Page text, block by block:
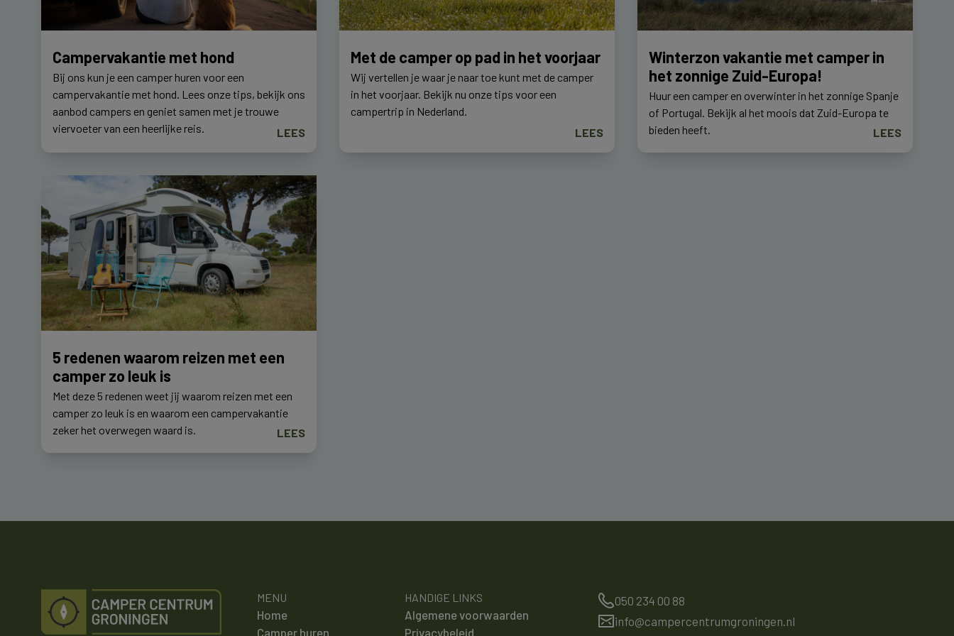
Campervakantie met hond
Bij ons kun je een camper huren voor een
campervakantie met hond. Lees onze tips, bekijk ons
aanbod campers en geniet samen met je trouwe
viervoeter van een heerlijke reis.
LEES
Met de camper op pad in het voorjaar
Wij vertellen je waar je naar toe kunt met de camper
in het voorjaar. Bekijk nu onze tips voor een
campertrip in Nederland.
LEES
Winterzon vakantie met camper in
het zonnige Zuid-Europa!
Huur een camper en overwinter in het zonnige Spanje
of Portugal. Bekijk al het moois dat Zuid-Europa te
bieden heeft.
LEES
5 redenen waarom reizen met een
camper zo leuk is
Met deze 5 redenen weet jij waarom reizen met een
camper zo leuk is en waarom een campervakantie
zeker het overwegen waard is.
LEES
MENU
Home
Camper huren
HANDIGE LINKS
Algemene voorwaarden
Privacybeleid
050 234 00 88
info@campercentrumgroningen.nl